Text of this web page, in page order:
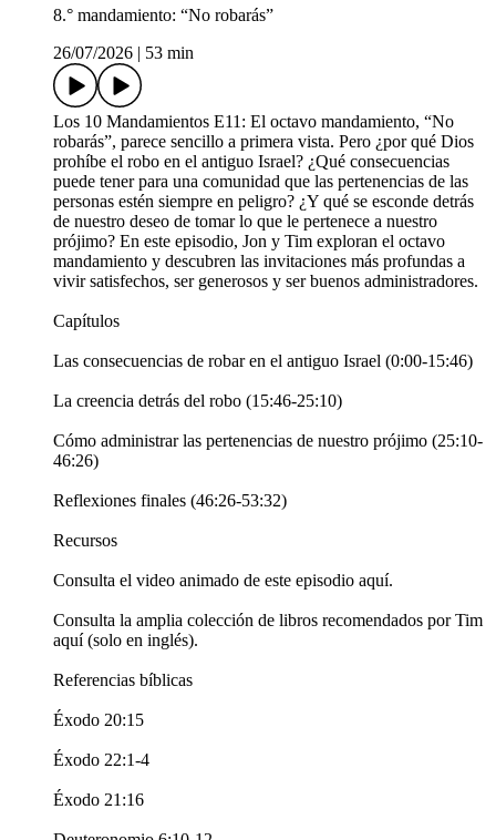
8.° mandamiento: “No robarás”
26/07/2026
53 min
Los 10 Mandamientos E11: El octavo mandamiento, “No
robarás”, parece sencillo a primera vista. Pero ¿por qué Dios
prohíbe el robo en el antiguo Israel? ¿Qué consecuencias
puede tener para una comunidad que las pertenencias de las
personas estén siempre en peligro? ¿Y qué se esconde detrás
de nuestro deseo de tomar lo que le pertenece a nuestro
prójimo? En este episodio, Jon y Tim exploran el octavo
mandamiento y descubren las invitaciones más profundas a
vivir satisfechos, ser generosos y ser buenos administradores.
Capítulos
Las consecuencias de robar en el antiguo Israel (0:00-15:46)
La creencia detrás del robo (15:46-25:10)
Cómo administrar las pertenencias de nuestro prójimo (25:10-
46:26)
Reflexiones finales (46:26-53:32)
Recursos
Consulta el video animado de este episodio aquí.
Consulta la amplia colección de libros recomendados por Tim
aquí (solo en inglés).
Referencias bíblicas
Éxodo 20:15
Éxodo 22:1-4
Éxodo 21:16